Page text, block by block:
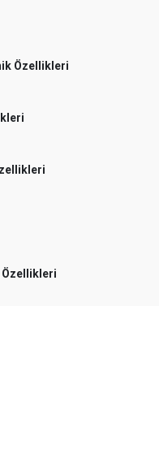
Özellikleri
Özellikleri